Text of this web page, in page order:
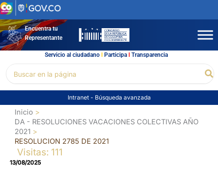
Ir
al
contenidoEncuentra tu
Representante
Servicio al ciudadano l Participal Transparencia
por:
Intranet - Búsqueda avanzada
Inicio
DA - RESOLUCIONES VACACIONES COLECTIVAS AÑO
2021
RESOLUCION 2785 DE 2021
Visitas: 111
13/08/2025